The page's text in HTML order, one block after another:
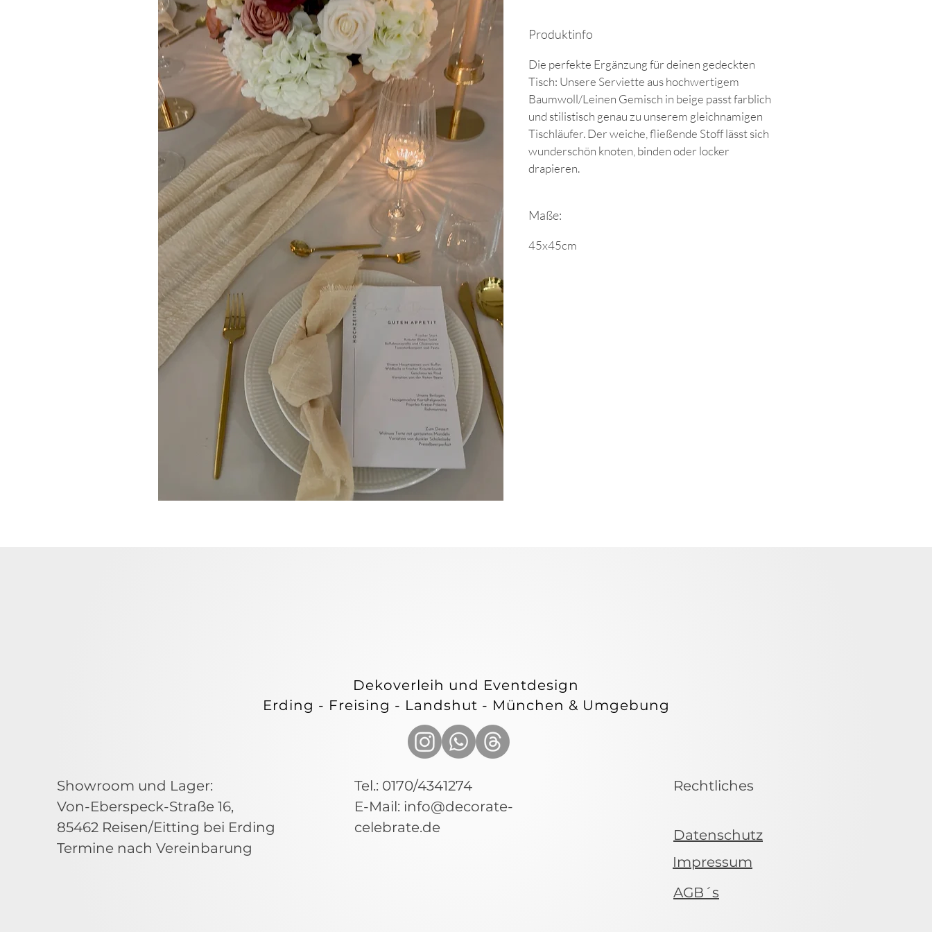
Produktinfo
Die perfekte Ergänzung für deinen gedeckten
Tisch: Unsere Serviette aus hochwertigem
Baumwoll/Leinen Gemisch in beige passt farblich
und stilistisch genau zu unserem gleichnamigen
Tischläufer. Der weiche, fließende Stoff lässt sich
wunderschön knoten, binden oder locker
drapieren.
Maße:
45x45cm
&
&
Dekoverleih und Eventdesign
Erding - Freising - Landshut - München & Umgebung
Showroom und Lager:
Von-Eberspeck-Straße 16,
85462 Reisen/Eitting bei Erding
Termine nach Vereinbarung
Tel.: 0170/4341274
E-Mail: info@decorate-
celebrate.de
Rechtliches
Datenschutz
Impressum
AGB´s